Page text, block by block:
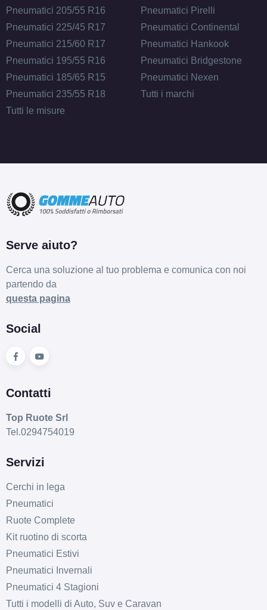
155/65 R13 73T ECO
Disponibile
175/70 R13 82T B
Disponibile
Pneumatici 205/55 R16
Pneumatici 225/45 R17
Pneumatici 215/60 R17
Pneumatici 195/55 R16
Pneumatici 185/65 R15
Pneumatici 235/55 R18
Tutti le misure
Pneumatici Pirelli
Pneumatici Continental
Pneumatici Hankook
Pneumatici Bridgestone
Pneumatici Nexen
Tutti i marchi
Serve aiuto?
Cerca una soluzione al tuo problema e comunica con noi
partendo da
questa pagina
Social
Contatti
Top Ruote Srl
Tel.0294754019
Servizi
Cerchi in lega
Pneumatici
Ruote Complete
Kit ruotino di scorta
Pneumatici Estivi
Pneumatici Invernali
Pneumatici 4 Stagioni
Tutti i modelli di Auto, Suv e Caravan